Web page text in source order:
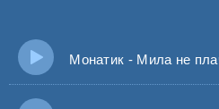
Монатик - Мила не